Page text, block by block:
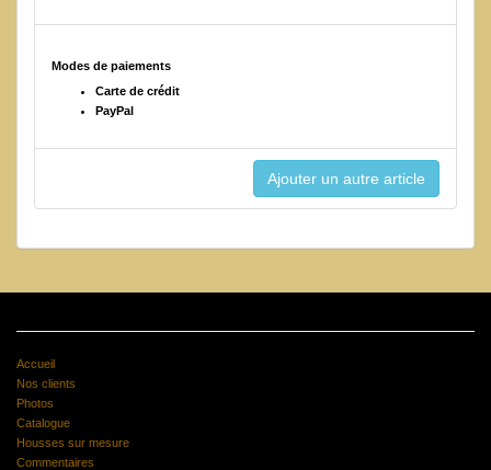
Modes de paiements
Carte de crédit
PayPal
Accueil
Nos clients
Photos
Catalogue
Housses sur mesure
Commentaires